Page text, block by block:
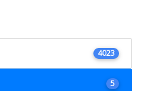
4023
5